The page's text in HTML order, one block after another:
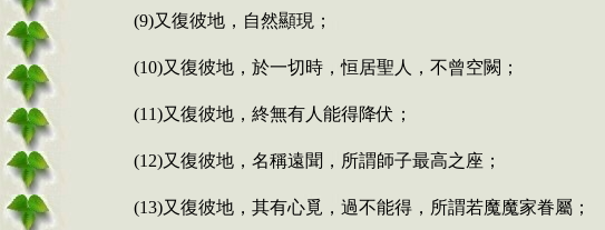
(9)又復彼地，自然顯現；
(10)又復彼地，於一切時，恒居聖人，不曾空闕；
(11)又復彼地，終無有人能得降伏；
(12)又復彼地，名稱遠聞，所謂師子最高之座；
(13)又復彼地，其有心覓，過不能得，所謂若魔魔家眷屬；